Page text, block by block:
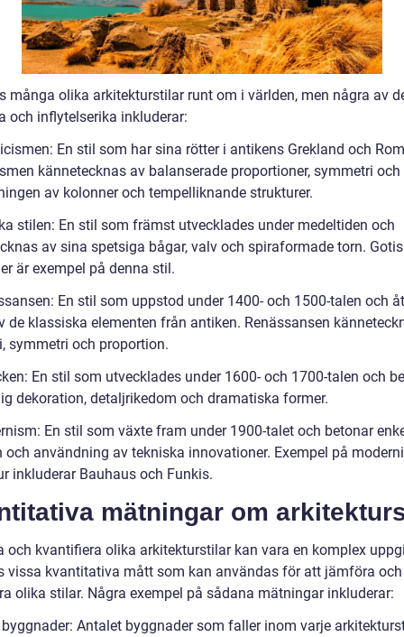
många olika arkitekturstilar runt om i världen, men några av
och inflytelserika inkluderar:
En stil som har sina rötter i antikens Grekland och
kännetecknas av balanserade proportioner, symmetri och
av kolonner och tempelliknande strukturer.
stilen: En stil som främst utvecklades under medeltiden och
av sina spetsiga bågar, valv och spiraformade torn.
är exempel på denna stil.
En stil som uppstod under 1400- och 1500-talen och
de klassiska elementen från antiken. Renässansen
symmetri och proportion.
En stil som utvecklades under 1600- och 1700-talen och
dekoration, detaljrikedom och dramatiska former.
En stil som växte fram under 1900-talet och betonar
och användning av tekniska innovationer. Exempel på
inkluderar Bauhaus och Funkis.
mätningar om
och kvantifiera olika arkitekturstilar kan vara en komplex
vissa kvantitativa mått som kan användas för att jämföra och
olika stilar. Några exempel på sådana mätningar inkluderar:
Antalet byggnader som faller inom varje